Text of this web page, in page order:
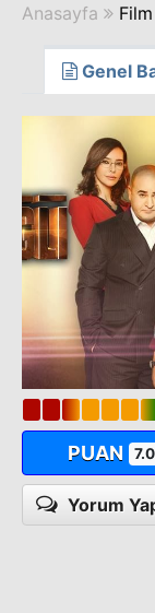
Anasayfa Film
Genel
PUAN
Yorum